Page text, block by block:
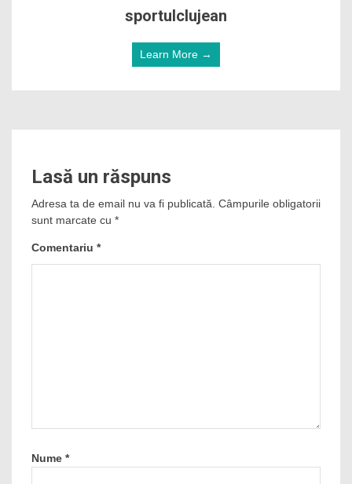
sportulclujean
Learn More →
Lasă un răspuns
Adresa ta de email nu va fi publicată. Câmpurile obligatorii
sunt marcate cu *
Comentariu *
Nume *